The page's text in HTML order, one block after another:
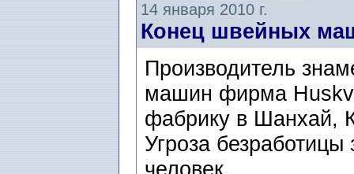
14 января 2010 г.
Конец швейных
Производитель
машин фирма
фабрику в Шанхай,
Угроза
человек.